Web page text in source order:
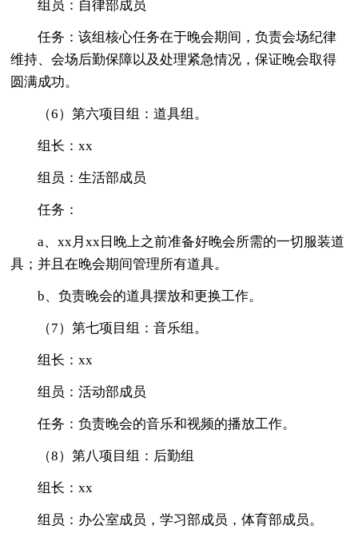
组员：自律部成员
任务：该组核心任务在于晚会期间，负责会场纪律
维持、会场后勤保障以及处理紧急情况，保证晚会取得
圆满成功。
（6）第六项目组：道具组。
组长：xx
组员：生活部成员
任务：
a、xx月xx日晚上之前准备好晚会所需的一切服装道
具；并且在晚会期间管理所有道具。
b、负责晚会的道具摆放和更换工作。
（7）第七项目组：音乐组。
组长：xx
组员：活动部成员
任务：负责晚会的音乐和视频的播放工作。
（8）第八项目组：后勤组
组长：xx
组员：办公室成员，学习部成员，体育部成员。